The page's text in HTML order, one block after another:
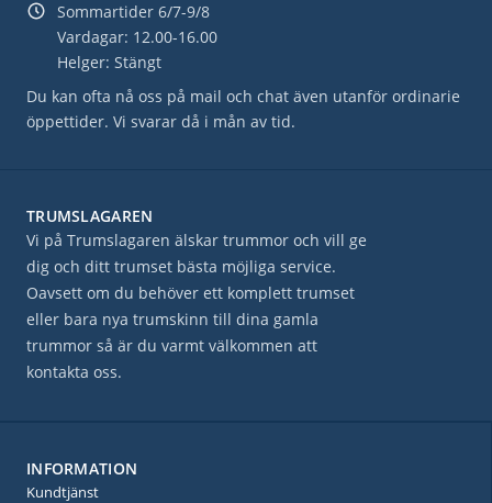
Sommartider 6/7-9/8
Vardagar: 12.00-16.00
Helger: Stängt
Du kan ofta nå oss på mail och chat även utanför ordinarie
öppettider. Vi svarar då i mån av tid.
TRUMSLAGAREN
Vi på Trumslagaren älskar trummor och vill ge
dig och ditt trumset bästa möjliga service.
Oavsett om du behöver ett komplett trumset
eller bara nya trumskinn till dina gamla
trummor så är du varmt välkommen att
kontakta oss.
INFORMATION
Kundtjänst